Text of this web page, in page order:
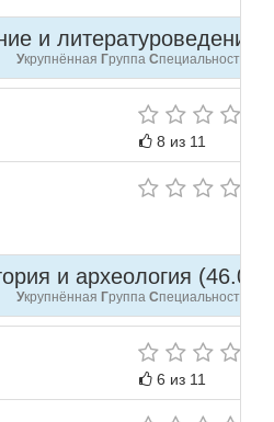
и литературоведение
Укрупнённая Группа Специальностей
8 из 11
и археология
Укрупнённая Группа Специальностей
6 из 11